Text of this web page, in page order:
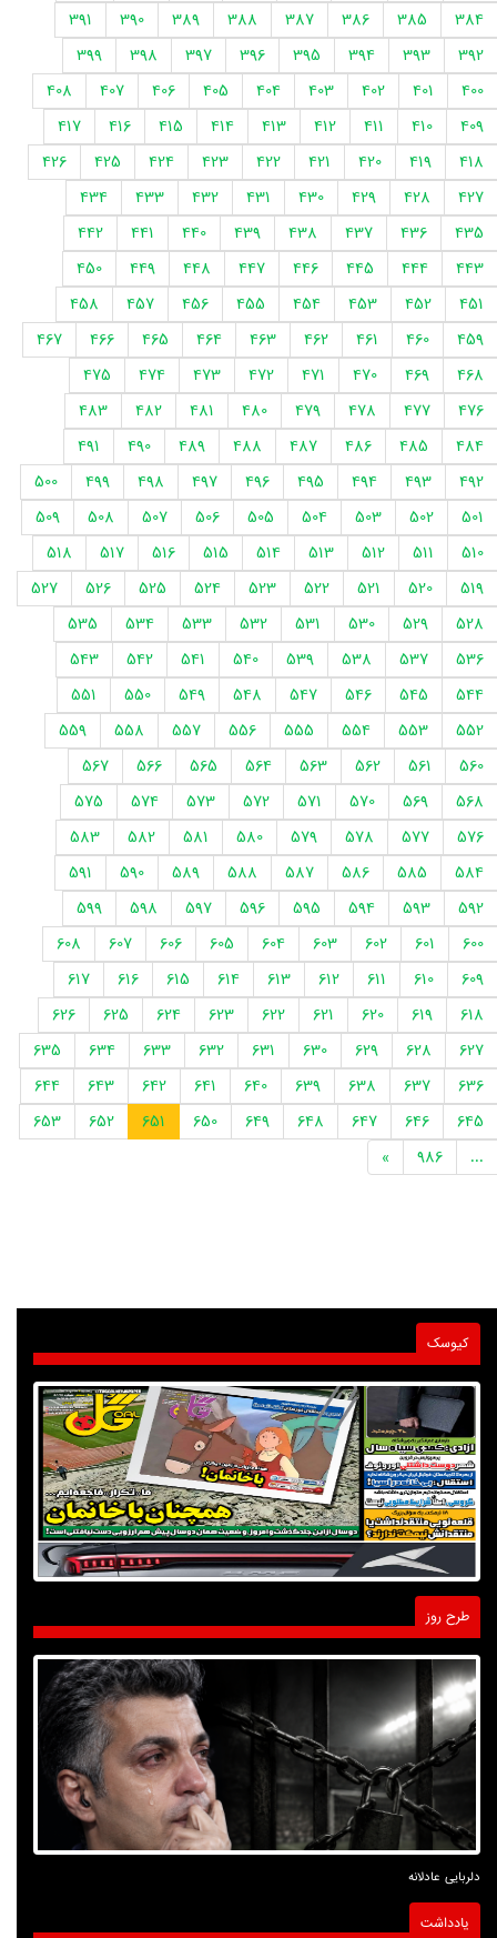
384
385
386
387
388
389
390
391
392
393
394
395
396
397
398
399
400
401
402
403
404
405
406
407
408
409
410
411
412
413
414
415
416
417
418
419
420
421
422
423
424
425
426
427
428
429
430
431
432
433
434
435
436
437
438
439
440
441
442
443
444
445
446
447
448
449
450
451
452
453
454
455
456
457
458
459
460
461
462
463
464
465
466
467
468
469
470
471
472
473
474
475
476
477
478
479
480
481
482
483
484
485
486
487
488
489
490
491
492
493
494
495
496
497
498
499
500
501
502
503
504
505
506
507
508
509
510
511
512
513
514
515
516
517
518
519
520
521
522
523
524
525
526
527
528
529
530
531
532
533
534
535
536
537
538
539
540
541
542
543
544
545
546
547
548
549
550
551
552
553
554
555
556
557
558
559
560
561
562
563
564
565
566
567
568
569
570
571
572
573
574
575
576
577
578
579
580
581
582
583
584
585
586
587
588
589
590
591
592
593
594
595
596
597
598
599
600
601
602
603
604
605
606
607
608
609
610
611
612
613
614
615
616
617
618
619
620
621
622
623
624
625
626
627
628
629
630
631
632
633
634
635
636
637
638
639
640
641
642
643
644
645
646
647
648
649
650
651
652
653
...
986
»
کیوسک
طرح روز
دلربایی عادلانه
یادداشت